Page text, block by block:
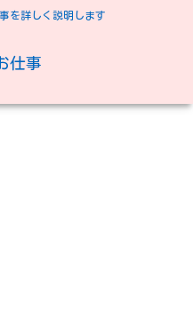
を詳しく説明します
仕事